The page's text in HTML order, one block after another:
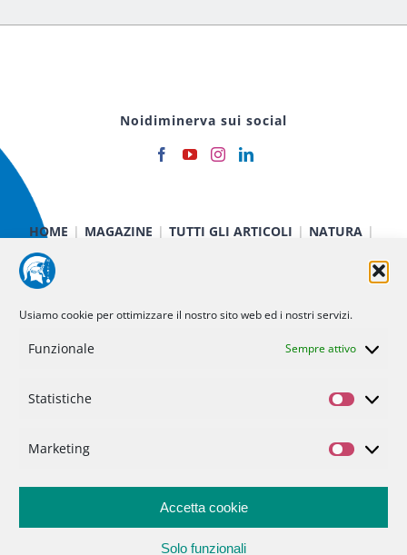
Usiamo cookie per ottimizzare il nostro sito web ed i nostri servizi.
Funzionale Sempre attivo
Statistiche
Marketing
Accetta cookie
Solo funzionali
Noidiminerva sui social
HOME MAGAZINE TUTTI GLI ARTICOLI
NATURA
CIBO E SALUTE
NOI DI MINERVA
STATUTO SOSTIENICI CONTATTI